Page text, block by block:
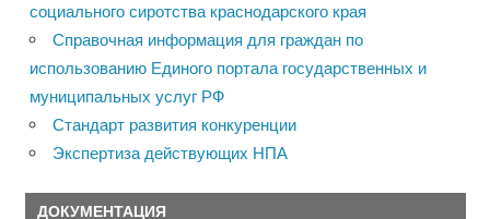
социального сиротства краснодарского края
Справочная информация для граждан по
использованию Единого портала государственных и
муниципальных услуг РФ
Стандарт развития конкуренции
Экспертиза действующих НПА
ДОКУМЕНТАЦИЯ